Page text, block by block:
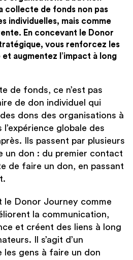
collecte de fonds non pas
individuelles, mais comme
En concevant le Donor
vous renforcez les
augmentez l’impact à long
de fonds, ce n’est pas
de don individuel qui
dons des organisations à
globale des
Ils passent par plusieurs
un don : du premier contact
de faire un don, en passant
le Donor Journey comme
la communication,
et créent des liens à long
Il s’agit d’un
les gens à faire un don